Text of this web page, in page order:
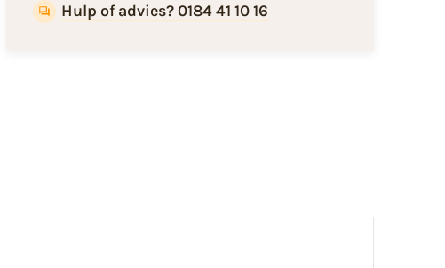
Hulp of advies? 0184 41 10 16